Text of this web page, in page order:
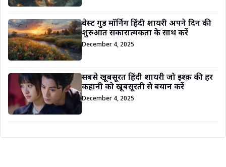
बेस्ट गुड मॉर्निंग हिंदी शायरी अपने दिन की
शुरुआत सकारात्मकता के साथ करें
December 4, 2025
सबसे खूबसूरत हिंदी शायरी जो इश्क़ की हर
कहानी को खूबसूरती से बयान करें
December 4, 2025